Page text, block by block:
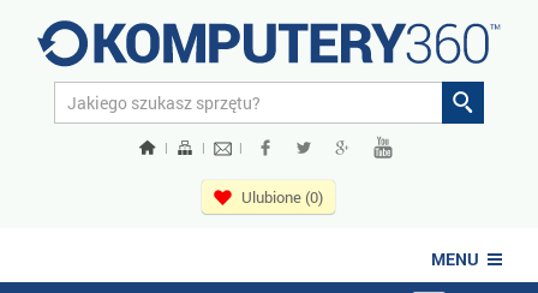
| | |
Ulubione (0)
MENU